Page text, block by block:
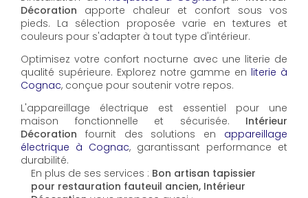
Décoration apporte chaleur et confort sous vos
pieds. La sélection proposée varie en textures et
couleurs pour s'adapter à tout type d'intérieur.
Optimisez votre confort nocturne avec une literie de
qualité supérieure. Explorez notre gamme en literie à
Cognac, conçue pour soutenir votre repos.
L'appareillage électrique est essentiel pour une
maison fonctionnelle et sécurisée. Intérieur
Décoration fournit des solutions en appareillage
électrique à Cognac, garantissant performance et
durabilité.
En plus de ses services : Bon artisan tapissier
pour restauration fauteuil ancien, Intérieur